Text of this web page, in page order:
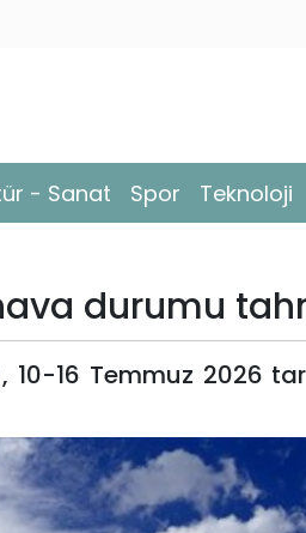
- Sanat Spor Teknoloji
durumu
16 Temmuz 2026